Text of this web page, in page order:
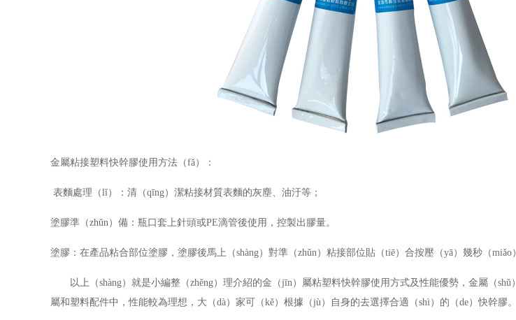
金屬粘接塑料快幹膠使用方法（fǎ）：
表麵處理（lǐ）：清（qīng）潔粘接材質表麵的灰塵、油汙等；
塗膠準（zhǔn）備：瓶口套上針頭或PE滴管後使用，控製出膠量。
塗膠：在產品粘合部位塗膠，塗膠後馬上（shàng）對準（zhǔn）粘接部位貼（tiē）合按壓（yā）幾秒（miǎo
以上（shàng）就是小編整（zhěng）理介紹的金（jīn）屬粘塑料快幹膠使用方式及性能優勢，金屬（
屬和塑料配件中，性能較為理想，大（dà）家可（kě）根據（jù）自身的去選擇合適（shì）的（de）快幹膠。